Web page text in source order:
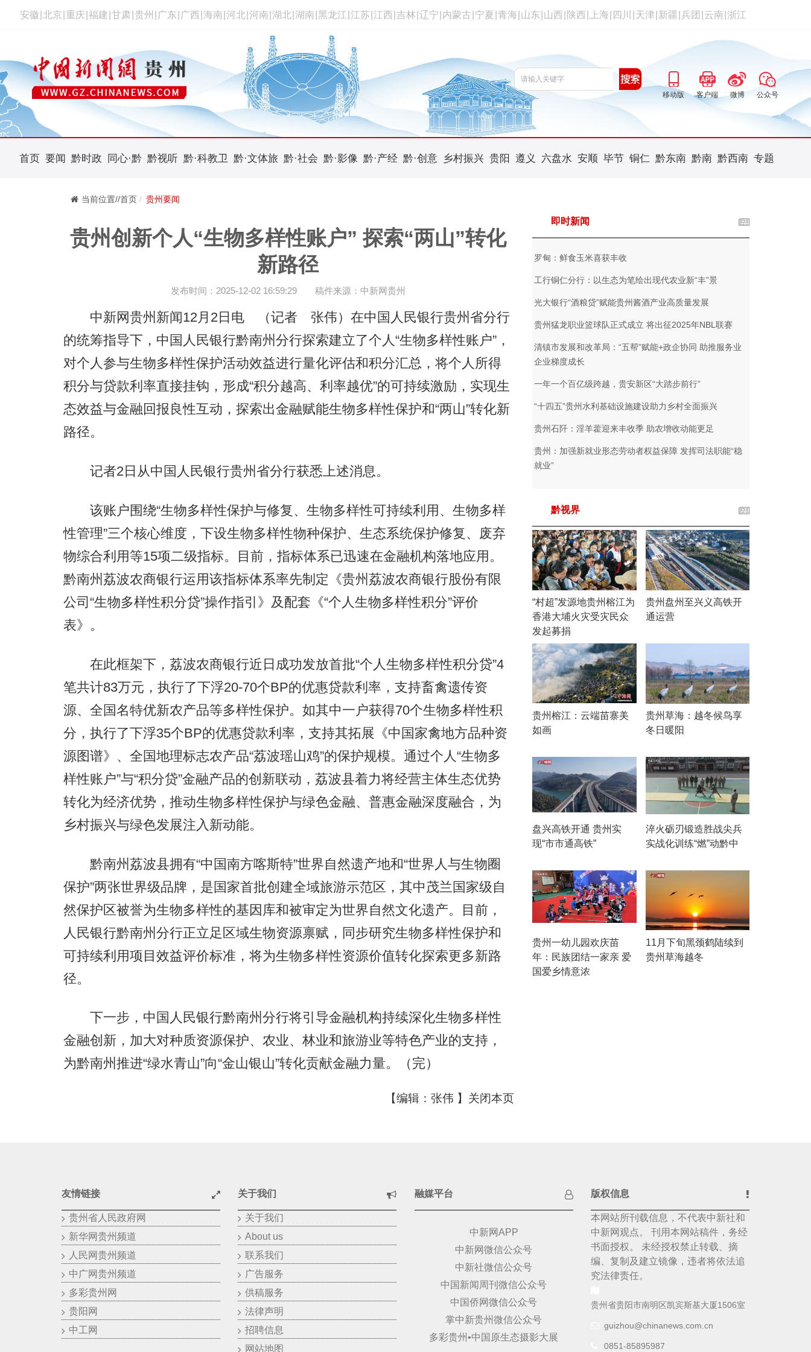
安徽 北京 重庆 福建 甘肃 贵州 广东 广西 海南 河北 河南 湖北 湖南 黑龙江 江苏 江西 吉林 辽宁 内蒙古 宁夏 青海 山东 山西 陕西 上海 四川 天津 新疆 兵团 云南 浙江
移动版 客户端 微博 公众号
首页 要闻 黔时政 同心·黔 黔视听 黔·科教卫 黔·文体旅 黔·社会 黔·影像 黔·产经 黔·创意 乡村振兴 贵阳 遵义 六盘水 安顺 毕节 铜仁 黔东南 黔南 黔西南 专题
当前位置//首页 贵州要闻
贵州创新个人“生物多样性账户” 探索“两山”转化
新路径
发布时间：2025-12-02 16:59:29 稿件来源：中新网贵州
中新网贵州新闻12月2日电 （记者 张伟）在中国人民银行贵州省分行
的统筹指导下，中国人民银行黔南州分行探索建立了个人“生物多样性账户”，
对个人参与生物多样性保护活动效益进行量化评估和积分汇总，将个人所得
积分与贷款利率直接挂钩，形成“积分越高、利率越优”的可持续激励，实现生
态效益与金融回报良性互动，探索出金融赋能生物多样性保护和“两山”转化新
路径。
记者2日从中国人民银行贵州省分行获悉上述消息。
该账户围绕“生物多样性保护与修复、生物多样性可持续利用、生物多样
性管理”三个核心维度，下设生物多样性物种保护、生态系统保护修复、废弃
物综合利用等15项二级指标。目前，指标体系已迅速在金融机构落地应用。
黔南州荔波农商银行运用该指标体系率先制定《贵州荔波农商银行股份有限
公司“生物多样性积分贷”操作指引》及配套《“个人生物多样性积分”评价
表》。
在此框架下，荔波农商银行近日成功发放首批“个人生物多样性积分贷”4
笔共计83万元，执行了下浮20-70个BP的优惠贷款利率，支持畜禽遗传资
源、全国名特优新农产品等多样性保护。如其中一户获得70个生物多样性积
分，执行了下浮35个BP的优惠贷款利率，支持其拓展《中国家禽地方品种资
源图谱》、全国地理标志农产品“荔波瑶山鸡”的保护规模。通过个人“生物多
样性账户”与“积分贷”金融产品的创新联动，荔波县着力将经营主体生态优势
转化为经济优势，推动生物多样性保护与绿色金融、普惠金融深度融合，为
乡村振兴与绿色发展注入新动能。
黔南州荔波县拥有“中国南方喀斯特”世界自然遗产地和“世界人与生物圈
保护”两张世界级品牌，是国家首批创建全域旅游示范区，其中茂兰国家级自
然保护区被誉为生物多样性的基因库和被审定为世界自然文化遗产。目前，
人民银行黔南州分行正立足区域生物资源禀赋，同步研究生物多样性保护和
可持续利用项目效益评价标准，将为生物多样性资源价值转化探索更多新路
径。
下一步，中国人民银行黔南州分行将引导金融机构持续深化生物多样性
金融创新，加大对种质资源保护、农业、林业和旅游业等特色产业的支持，
为黔南州推进“绿水青山”向“金山银山”转化贡献金融力量。（完）
【编辑：张伟 】 关闭本页
即时新闻
罗甸：鲜食玉米喜获丰收
工行铜仁分行：以生态为笔绘出现代农业新“丰”景
光大银行“酒粮贷”赋能贵州酱酒产业高质量发展
贵州猛龙职业篮球队正式成立 将出征2025年NBL联赛
清镇市发展和改革局：“五帮”赋能+政企协同 助推服务业
企业梯度成长
一年一个百亿级跨越，贵安新区“大踏步前行”
“十四五”贵州水利基础设施建设助力乡村全面振兴
贵州石阡：淫羊藿迎来丰收季 助农增收动能更足
贵州：加强新就业形态劳动者权益保障 发挥司法职能“稳
就业”
黔视界
“村超”发源地贵州榕江为
香港大埔火灾受灾民众
发起募捐
贵州盘州至兴义高铁开
通运营
贵州榕江：云端苗寨美
如画
贵州草海：越冬候鸟享
冬日暖阳
盘兴高铁开通 贵州实
现“市市通高铁”
淬火砺刃锻造胜战尖兵
实战化训练“燃”动黔中
贵州一幼儿园欢庆苗
年：民族团结一家亲 爱
国爱乡情意浓
11月下旬黑颈鹤陆续到
贵州草海越冬
友情链接
贵州省人民政府网
新华网贵州频道
人民网贵州频道
中广网贵州频道
多彩贵州网
贵阳网
中工网
关于我们
关于我们
About us
联系我们
广告服务
供稿服务
法律声明
招聘信息
网站地图
融媒平台
中新网APP
中新网微信公众号
中新社微信公众号
中国新闻周刊微信公众号
中国侨网微信公众号
掌中新贵州微信公众号
多彩贵州•中国原生态摄影大展
版权信息
本网站所刊载信息，不代表中新社和
中新网观点。 刊用本网站稿件，务经
书面授权。 未经授权禁止转载、摘
编、复制及建立镜像，违者将依法追
究法律责任。
贵州省贵阳市南明区凯宾斯基大厦1506室
guizhou@chinanews.com.cn
0851-85895987